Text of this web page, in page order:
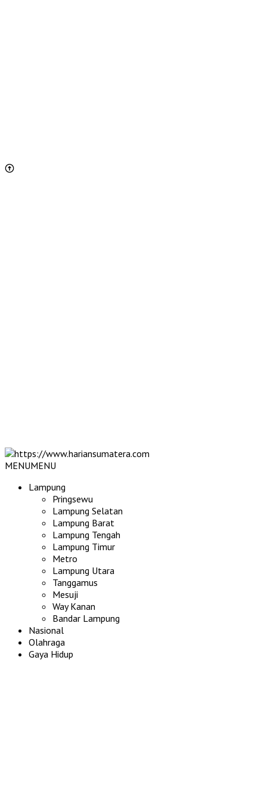
MENUMENU
Lampung
Pringsewu
Lampung Selatan
Lampung Barat
Lampung Tengah
Lampung Timur
Metro
Lampung Utara
Tanggamus
Mesuji
Way Kanan
Bandar Lampung
Nasional
Olahraga
Gaya Hidup